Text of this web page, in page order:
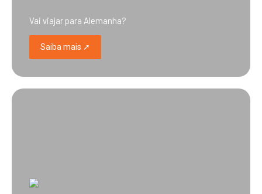
Vai viajar para Alemanha?
Saiba mais ➚